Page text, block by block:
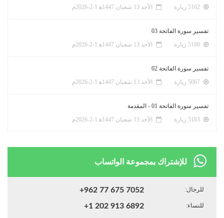
الأحد 13 شعبان 1447ﻫ 1-2-2026م
تفسير سورة الفاتحة 03
الأحد 13 شعبان 1447ﻫ 1-2-2026م
تفسير سورة الفاتحة 02
الأحد 13 شعبان 1447ﻫ 1-2-2026م
تفسير سورة الفاتحة 01 - المقدمة
الأحد 13 شعبان 1447ﻫ 1-2-2026م
للإشتراك بمجموعة الواتساب
للرجال: +962 77 675 7052
للنساء: +1 202 913 6892